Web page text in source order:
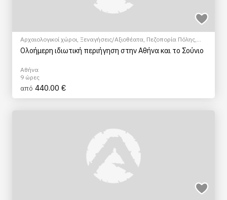
Αρχαιολογικοί χώροι, Ξεναγήσεις/Αξιοθέατα, Πεζοπορία Πόλης,
Πολιτιστικά - Πολιτισμικά
Ολοήμερη ιδιωτική περιήγηση στην Αθήνα και το Σούνιο
Αθήνα
9 ώρες
από 440.00 €